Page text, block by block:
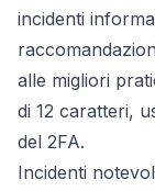
incidenti
alle migliori
di 12 caratteri,
del 2FA.
Incidenti